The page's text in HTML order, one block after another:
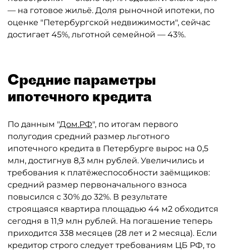
— на готовое жильё. Доля рыночной ипотеки, по
оценке "Петербургской недвижимости", сейчас
достигает 45%, льготной семейной — 43%.
Средние параметры
ипотечного кредита
По данным "Дом.РФ", по итогам первого
полугодия средний размер льготного
ипотечного кредита в Петербурге вырос на 0,5
млн, достигнув 8,3 млн рублей. Увеличились и
требования к платёжеспособности заёмщиков:
средний размер первоначального взноса
повысился с 30% до 32%. В результате
строящаяся квартира площадью 44 м2 обходится
сегодня в 11,9 млн рублей. На погашение теперь
приходится 338 месяцев (28 лет и 2 месяца). Если
кредитор строго следует требованиям ЦБ РФ, то